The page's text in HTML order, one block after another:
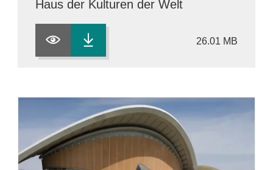
Haus der Kulturen der Welt
26.01 MB